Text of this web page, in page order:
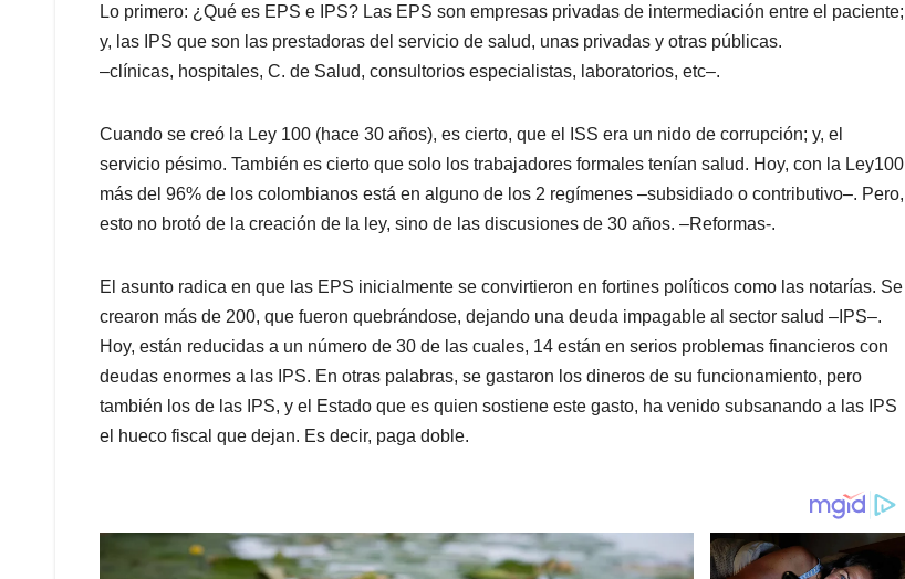
A
p
p
o
o
k
d
I
n
d
s
Lo primero: ¿Qué es EPS e IPS? Las EPS son empresas privadas de intermediación entre el paciente;
y, las IPS que son las prestadoras del servicio de salud, unas privadas y otras públicas.
–clínicas, hospitales, C. de Salud, consultorios especialistas, laboratorios, etc–.
Cuando se creó la Ley 100 (hace 30 años), es cierto, que el ISS era un nido de corrupción; y, el
servicio pésimo. También es cierto que solo los trabajadores formales tenían salud. Hoy, con la Ley100
más del 96% de los colombianos está en alguno de los 2 regímenes –subsidiado o contributivo–. Pero,
esto no brotó de la creación de la ley, sino de las discusiones de 30 años. –Reformas-.
El asunto radica en que las EPS inicialmente se convirtieron en fortines políticos como las notarías. Se
crearon más de 200, que fueron quebrándose, dejando una deuda impagable al sector salud –IPS–.
Hoy, están reducidas a un número de 30 de las cuales, 14 están en serios problemas financieros con
deudas enormes a las IPS. En otras palabras, se gastaron los dineros de su funcionamiento, pero
también los de las IPS, y el Estado que es quien sostiene este gasto, ha venido subsanando a las IPS
el hueco fiscal que dejan. Es decir, paga doble.